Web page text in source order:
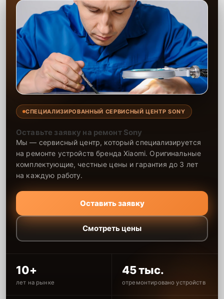
СПЕЦИАЛИЗИРОВАННЫЙ СЕРВИСНЫЙ ЦЕНТР SONY
Оставьте заявку на ремонт Sony
Мы — сервисный центр, который специализируется
на ремонте устройств бренда Xiaomi. Оригинальные
комплектующие, честные цены и гарантия до 3 лет
на каждую работу.
Оставить заявку
Смотреть цены
10+
лет на рынке
45 тыс.
отремонтировано устройств